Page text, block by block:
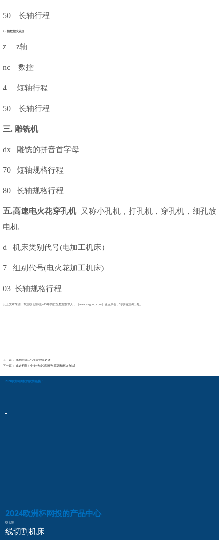
50 长轴行程
4.z轴数控火花机
z z轴
nc 数控
4 短轴行程
50 长轴行程
三. 雕铣机
dx 雕铣的拼音首字母
70 短轴规格行程
80 长轴规格行程
五.高速电火花穿孔机 又称小孔机，打孔机，穿孔机，细孔放
电机
d 机床类别代号(电加工机床）
7 组别代号(电火花加工机床)
03 长轴规格行程
以上文章来源于专注线切割机床15年的仁光数控技术人，（www.szrgcnc.com）企业原创，转载请注明出处。
上一篇： 线切割机床行业的终极之路
下一篇： 拿走不谢！中走丝线切割断丝原因和解决办法!
2024欧洲杯网投的友情链接：
2024欧洲杯网投的产品中心
线切割
线切割机床